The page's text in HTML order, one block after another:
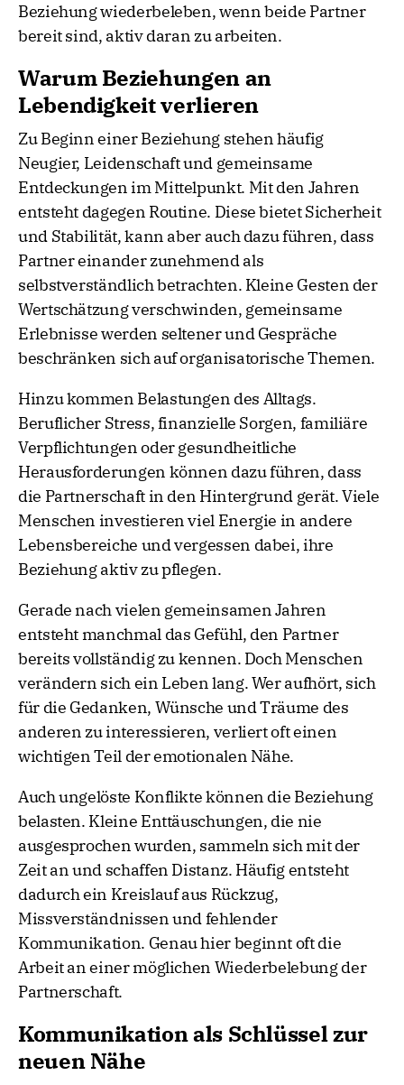
Beziehung wiederbeleben, wenn beide Partner
bereit sind, aktiv daran zu arbeiten.
Warum Beziehungen an
Lebendigkeit verlieren
Zu Beginn einer Beziehung stehen häufig
Neugier, Leidenschaft und gemeinsame
Entdeckungen im Mittelpunkt. Mit den Jahren
entsteht dagegen Routine. Diese bietet Sicherheit
und Stabilität, kann aber auch dazu führen, dass
Partner einander zunehmend als
selbstverständlich betrachten. Kleine Gesten der
Wertschätzung verschwinden, gemeinsame
Erlebnisse werden seltener und Gespräche
beschränken sich auf organisatorische Themen.
Hinzu kommen Belastungen des Alltags.
Beruflicher Stress, finanzielle Sorgen, familiäre
Verpflichtungen oder gesundheitliche
Herausforderungen können dazu führen, dass
die Partnerschaft in den Hintergrund gerät. Viele
Menschen investieren viel Energie in andere
Lebensbereiche und vergessen dabei, ihre
Beziehung aktiv zu pflegen.
Gerade nach vielen gemeinsamen Jahren
entsteht manchmal das Gefühl, den Partner
bereits vollständig zu kennen. Doch Menschen
verändern sich ein Leben lang. Wer aufhört, sich
für die Gedanken, Wünsche und Träume des
anderen zu interessieren, verliert oft einen
wichtigen Teil der emotionalen Nähe.
Auch ungelöste Konflikte können die Beziehung
belasten. Kleine Enttäuschungen, die nie
ausgesprochen wurden, sammeln sich mit der
Zeit an und schaffen Distanz. Häufig entsteht
dadurch ein Kreislauf aus Rückzug,
Missverständnissen und fehlender
Kommunikation. Genau hier beginnt oft die
Arbeit an einer möglichen Wiederbelebung der
Partnerschaft.
Kommunikation als Schlüssel zur
neuen Nähe